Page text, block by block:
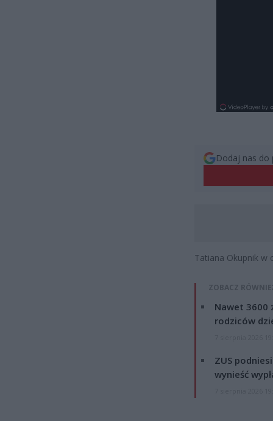
Dodaj nas do
Tatiana Okupnik w
ZOBACZ
Nawet 3600
rodziców
ZUS
wynieść